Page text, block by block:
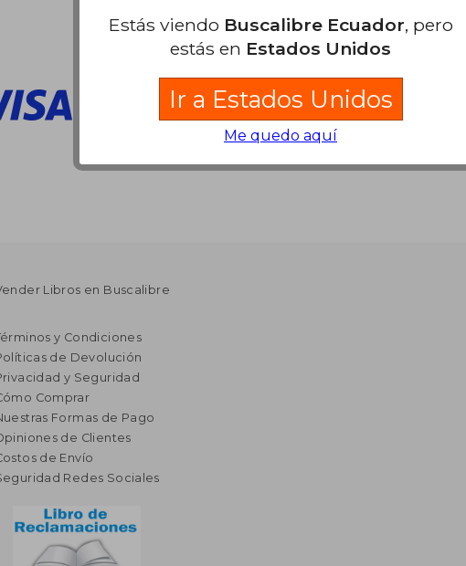
Nuestras Formas de Pago
Libros en Buscalibre
y Condiciones
de Devolución
y Seguridad
Comprar
Formas de Pago
de Clientes
de Envío
Redes Sociales
Estás viendo Buscalibre Ecuador, pero
estás en Estados Unidos
Ir a Estados Unidos
Me quedo aquí